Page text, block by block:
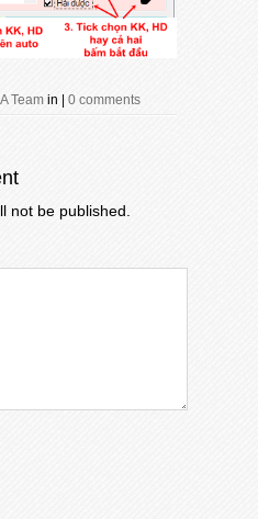
Team in | 0 comments
not be published.